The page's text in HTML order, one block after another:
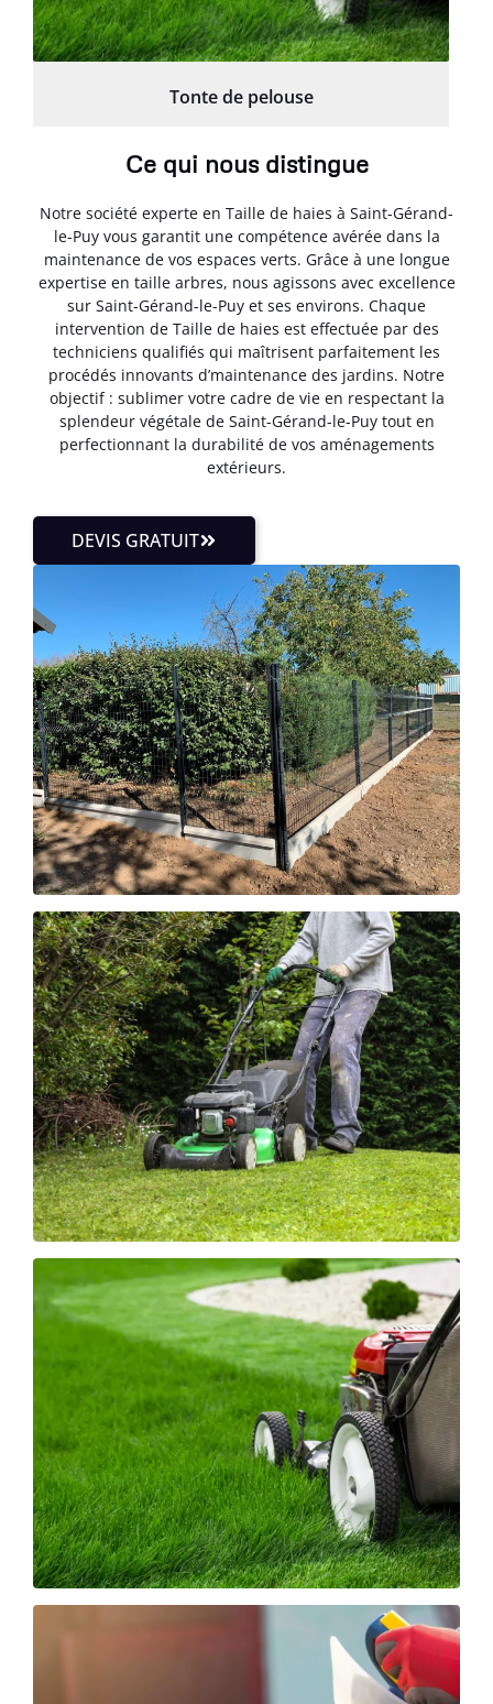
Tonte de pelouse
Ce qui nous distingue
Notre société experte en Taille de haies à Saint-Gérand-
le-Puy vous garantit une compétence avérée dans la
maintenance de vos espaces verts. Grâce à une longue
expertise en taille arbres, nous agissons avec excellence
sur Saint-Gérand-le-Puy et ses environs. Chaque
intervention de Taille de haies est effectuée par des
techniciens qualifiés qui maîtrisent parfaitement les
procédés innovants d’maintenance des jardins. Notre
objectif : sublimer votre cadre de vie en respectant la
splendeur végétale de Saint-Gérand-le-Puy tout en
perfectionnant la durabilité de vos aménagements
extérieurs.
DEVIS GRATUIT